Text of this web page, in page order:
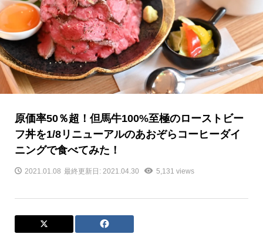
原価率50％超！但馬牛100%至極のローストビー
フ丼を1/8リニューアルのあおぞらコーヒーダイ
ニングで食べてみた！
2021.01.08 最終更新日: 2021.04.30 5,131 views